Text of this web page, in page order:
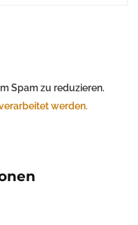
Spam zu reduzieren.
werden.